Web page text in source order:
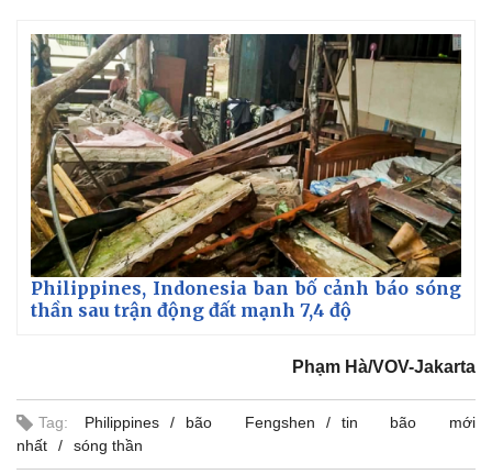
Philippines, Indonesia ban bố cảnh báo sóng
thần sau trận động đất mạnh 7,4 độ
Phạm Hà/VOV-Jakarta
Tag: Philippines bão Fengshen
tin bão mới
nhất
sóng thần